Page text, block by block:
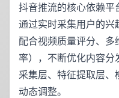
抖音推流的核心依赖平
通过实时采集用户的兴
配合视频质量评分、
率），不断优化内容
采集层、特征提取层
动态调整。